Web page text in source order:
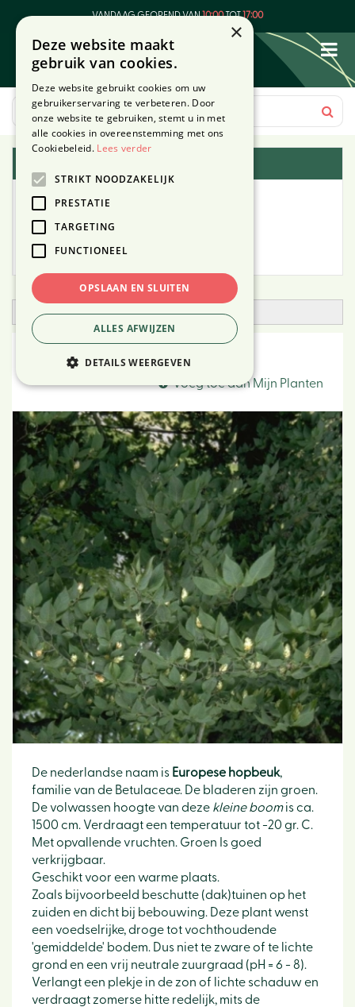
VANDAAG GEOPEND VAN10:00TOT17:00
Open zoekfilter
Europese hopbeuk
Voeg toe aan Mijn Planten
De nederlandse naam is Europese hopbeuk,
familie van de Betulaceae. De bladeren zijn groen.
De volwassen hoogte van deze kleine boomis ca.
1500 cm. Verdraagt een temperatuur tot -20 gr. C.
Met opvallende vruchten. Groen Is goed
verkrijgbaar.
Geschikt voor een warme plaats.
Zoals bijvoorbeeld beschutte (dak)tuinen op het
zuiden en dicht bij bebouwing. Deze plant wenst
een voedselrijke, droge tot vochthoudende
'gemiddelde' bodem. Dus niet te zware of te lichte
grond en een vrij neutrale zuurgraad (pH = 6 - 8).
Verlangt een plekje in de zon of lichte schaduw en
verdraagt zomerse hitte redelijk, mits de
×
Deze website maakt
gebruik van cookies.
Deze website gebruikt cookies om uw
gebruikerservaring te verbeteren. Door
onze website te gebruiken, stemt u in met
alle cookies in overeenstemming met ons
Cookiebeleid. Lees verder
STRIKT NOODZAKELIJK
PRESTATIE
TARGETING
FUNCTIONEEL
OPSLAAN EN SLUITEN
ALLES AFWIJZEN
DETAILS WEERGEVEN